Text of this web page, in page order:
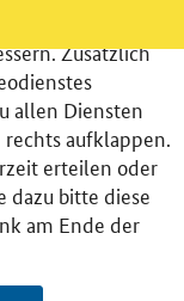
und Energie
Zusätzlich
allen Diensten
aufklappen.
erteilen oder
dazu bitte diese
am Ende der